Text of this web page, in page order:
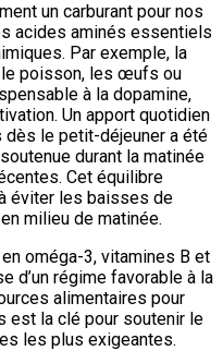
un carburant pour nos
acides aminés essentiels
Par exemple, la
le poisson, les œufs ou
à la dopamine,
Un apport quotidien
le petit-déjeuner a été
durant la matinée
Cet équilibre
éviter les baisses de
milieu de matinée.
oméga-3, vitamines B et
d’un régime favorable à la
alimentaires pour
est la clé pour soutenir le
les plus exigeantes.